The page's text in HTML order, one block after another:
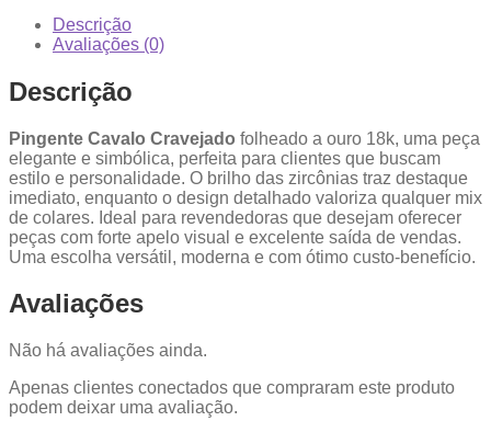
Descrição
Avaliações (0)
Descrição
Pingente Cavalo Cravejado folheado a ouro 18k, uma peça
elegante e simbólica, perfeita para clientes que buscam
estilo e personalidade. O brilho das zircônias traz destaque
imediato, enquanto o design detalhado valoriza qualquer mix
de colares. Ideal para revendedoras que desejam oferecer
peças com forte apelo visual e excelente saída de vendas.
Uma escolha versátil, moderna e com ótimo custo-benefício.
Avaliações
Não há avaliações ainda.
Apenas clientes conectados que compraram este produto
podem deixar uma avaliação.